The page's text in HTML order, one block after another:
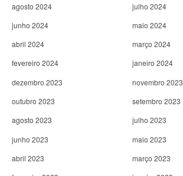
agosto 2024
julho 2024
junho 2024
maio 2024
abril 2024
março 2024
fevereiro 2024
janeiro 2024
dezembro 2023
novembro 2023
outubro 2023
setembro 2023
agosto 2023
julho 2023
junho 2023
maio 2023
abril 2023
março 2023